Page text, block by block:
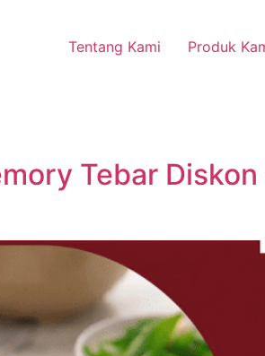
Tentang Kami Produk
Tebar